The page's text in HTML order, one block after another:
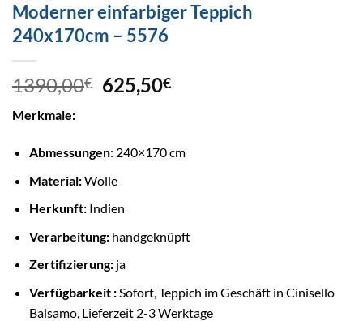
Moderner einfarbiger Teppich
240x170cm – 5576
1390,00€ 625,50€
Merkmale:
Abmessungen: 240×170 cm
Material:Wolle
Herkunft: Indien
Verarbeitung:handgeknüpft
Zertifizierung:ja
Verfügbarkeit :Sofort, Teppich im Geschäft in Cinisello
Balsamo, Lieferzeit 2-3 Werktage